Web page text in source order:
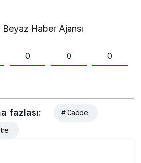
Haber Ajansı
0 0 0
fazlası: # Cadde